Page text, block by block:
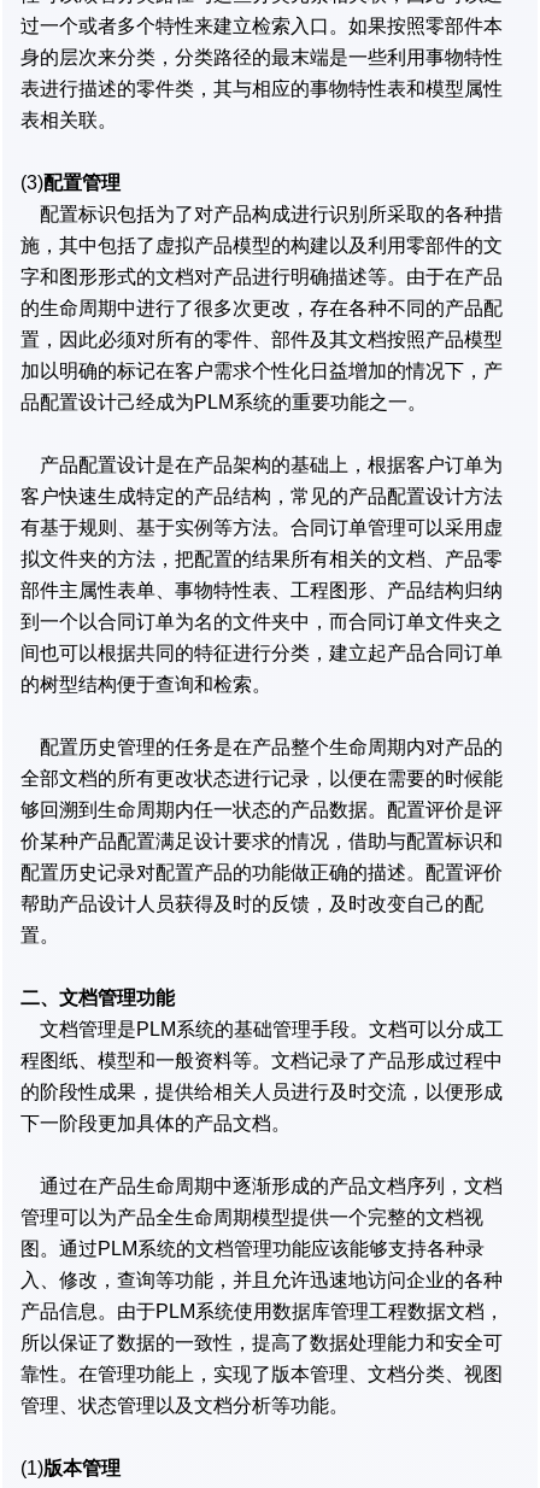
过一个或者多个特性来建立检索入口。如果按照零部件本
身的层次来分类，分类路径的最末端是一些利用事物特性
表进行描述的零件类，其与相应的事物特性表和模型属性
表相关联。
(3)配置管理
配置标识包括为了对产品构成进行识别所采取的各种措
施，其中包括了虚拟产品模型的构建以及利用零部件的文
字和图形形式的文档对产品进行明确描述等。由于在产品
的生命周期中进行了很多次更改，存在各种不同的产品配
置，因此必须对所有的零件、部件及其文档按照产品模型
加以明确的标记在客户需求个性化日益增加的情况下，产
品配置设计己经成为PLM系统的重要功能之一。
产品配置设计是在产品架构的基础上，根据客户订单为
客户快速生成特定的产品结构，常见的产品配置设计方法
有基于规则、基于实例等方法。合同订单管理可以采用虚
拟文件夹的方法，把配置的结果所有相关的文档、产品零
部件主属性表单、事物特性表、工程图形、产品结构归纳
到一个以合同订单为名的文件夹中，而合同订单文件夹之
间也可以根据共同的特征进行分类，建立起产品合同订单
的树型结构便于查询和检索。
配置历史管理的任务是在产品整个生命周期内对产品的
全部文档的所有更改状态进行记录，以便在需要的时候能
够回溯到生命周期内任一状态的产品数据。配置评价是评
价某种产品配置满足设计要求的情况，借助与配置标识和
配置历史记录对配置产品的功能做正确的描述。配置评价
帮助产品设计人员获得及时的反馈，及时改变自己的配
置。
二、文档管理功能
文档管理是PLM系统的基础管理手段。文档可以分成工
程图纸、模型和一般资料等。文档记录了产品形成过程中
的阶段性成果，提供给相关人员进行及时交流，以便形成
下一阶段更加具体的产品文档。
通过在产品生命周期中逐渐形成的产品文档序列，文档
管理可以为产品全生命周期模型提供一个完整的文档视
图。通过PLM系统的文档管理功能应该能够支持各种录
入、修改，查询等功能，并且允许迅速地访问企业的各种
产品信息。由于PLM系统使用数据库管理工程数据文档，
所以保证了数据的一致性，提高了数据处理能力和安全可
靠性。在管理功能上，实现了版本管理、文档分类、视图
管理、状态管理以及文档分析等功能。
(1)版本管理